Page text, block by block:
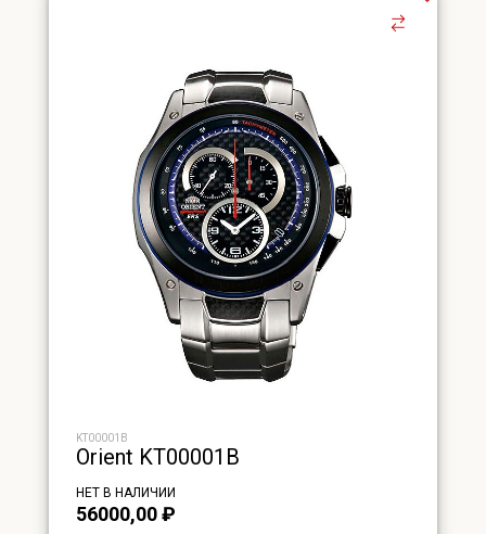
KT00001B
Orient KT00001B
НЕТ В НАЛИЧИИ
56000,00₽